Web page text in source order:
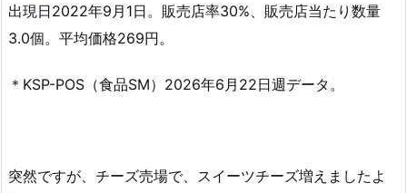
出現日2022年9月1日。販売店率30%、販売店当たり数量
3.0個。平均価格269円。
＊KSP-POS（食品SM）2026年6月22日週データ。
突然ですが、チーズ売場で、スイーツチーズ増えましたよ